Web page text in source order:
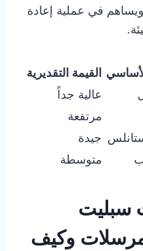
في عملية إعادة
القيمة التقديرية
عالية جداً
مرتفعة
جيدة
متوسطة
سبليت
وكيف